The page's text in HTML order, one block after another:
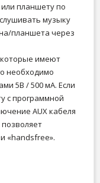
планшету по
музыку
планшета через
которые имеют
необходимо
5В / 500 мА. Если
с программной
AUX кабеля
«handsfree».